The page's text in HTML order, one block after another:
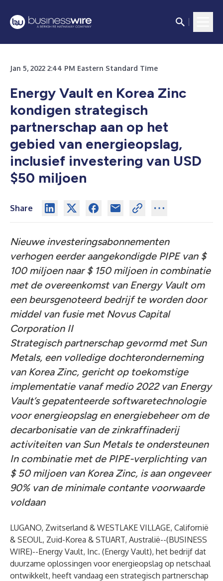
Jan 5, 2022 2:44 PM Eastern Standard Time
Energy Vault en Korea Zinc
kondigen strategisch
partnerschap aan op het
gebied van energieopslag,
inclusief investering van USD
$50 miljoen
Share
Nieuwe investeringsabonnementen
verhogen eerder aangekondigde PIPE van $
100 miljoen naar $ 150 miljoen in combinatie
met de overeenkomst van Energy Vault om
een ​​beursgenoteerd bedrijf te worden door
middel van fusie met Novus Capital
Corporation II
Strategisch partnerschap gevormd met Sun
Metals, een volledige dochteronderneming
van Korea Zinc, gericht op toekomstige
implementatie vanaf medio 2022 van Energy
Vault’s gepatenteerde softwaretechnologie
voor energieopslag en energiebeheer om de
decarbonisatie van de zinkraffinaderij
activiteiten van Sun Metals te ondersteunen
In combinatie met de PIPE-verplichting van
$ 50 miljoen van Korea Zinc, is aan ongeveer
90% van de minimale contante voorwaarde
voldaan
LUGANO, Zwitserland & WESTLAKE VILLAGE, Californië
& SEOUL, Zuid-Korea & STUART, Australië--(BUSINESS
WIRE)--Energy Vault, Inc. (Energy Vault), het bedrijf dat
duurzame oplossingen voor energieopslag op netschaal
ontwikkelt, heeft vandaag een strategisch partnerschap